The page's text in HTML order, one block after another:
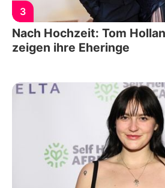
3
Nach Hochzeit: Tom
zeigen ihre Eheringe